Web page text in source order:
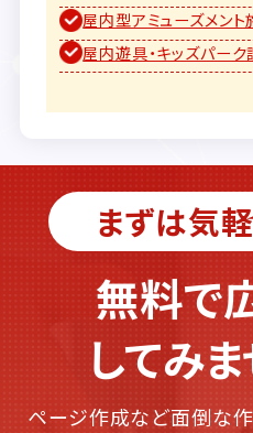
屋内型アミューズメント
屋内遊具・キッズパーク
まずは気
無料で
してみ
ページ作成など面倒な